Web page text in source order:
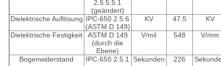
2.5.5.5.1
(geändert)
Dielektrische Auflösung IPC-650 2.5.6
(ASTM D 149)
KV 47.5 KV
Dielektrische Festigkeit
ASTM D 149
(durch die
Ebene)
V/mil 548 V/mm
Bogenwiderstand IPC-650 2.5.1 Sekunden 226